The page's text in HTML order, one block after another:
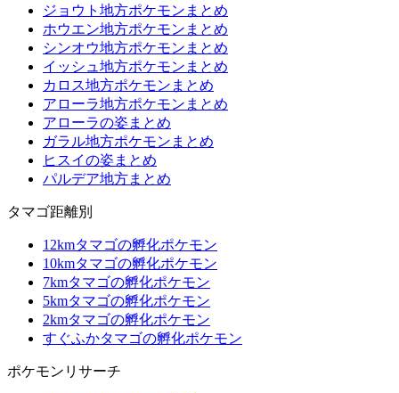
ジョウト地方ポケモンまとめ
ホウエン地方ポケモンまとめ
シンオウ地方ポケモンまとめ
イッシュ地方ポケモンまとめ
カロス地方ポケモンまとめ
アローラ地方ポケモンまとめ
アローラの姿まとめ
ガラル地方ポケモンまとめ
ヒスイの姿まとめ
パルデア地方まとめ
タマゴ距離別
12kmタマゴの孵化ポケモン
10kmタマゴの孵化ポケモン
7kmタマゴの孵化ポケモン
5kmタマゴの孵化ポケモン
2kmタマゴの孵化ポケモン
すぐふかタマゴの孵化ポケモン
ポケモンリサーチ